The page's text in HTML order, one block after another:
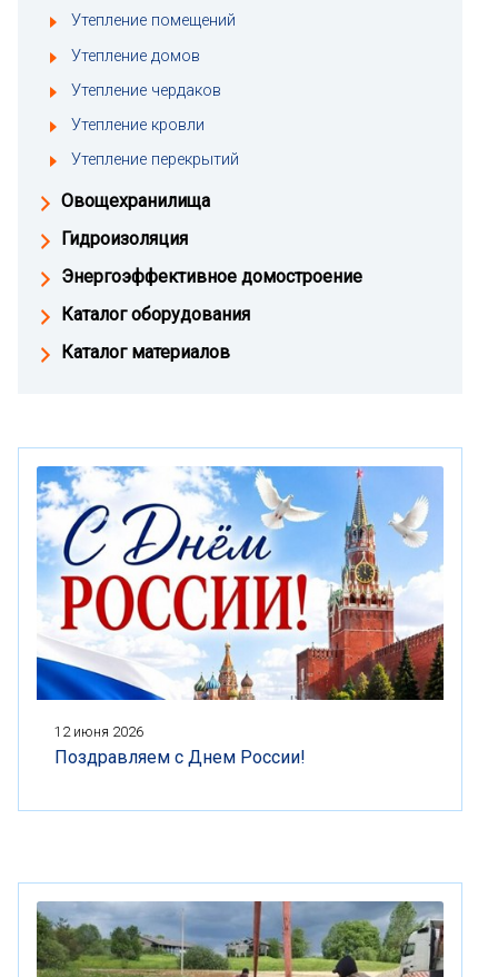
Утепление помещений
Утепление домов
Утепление чердаков
Утепление кровли
Утепление перекрытий
Овощехранилища
Гидроизоляция
Энергоэффективное домостроение
Каталог оборудования
Каталог материалов
12 июня 2026
Поздравляем с Днем России!